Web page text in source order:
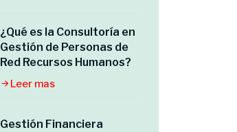
¿Qué es la Consultoría en
Gestión de Personas de
Red Recursos Humanos?
Leer mas
Gestión Financiera